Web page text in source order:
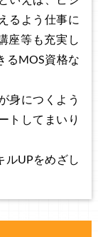
るよう仕事に
座等も充実し
るMOS資格な
身につくよう
トしてまいり
ルUPをめざし